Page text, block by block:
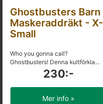
Ghostbusters Barn
Maskeraddräkt - X-
Small
Who you gonna call?
Ghostbusters! Denna kultförkla...
230:-
Mer info »